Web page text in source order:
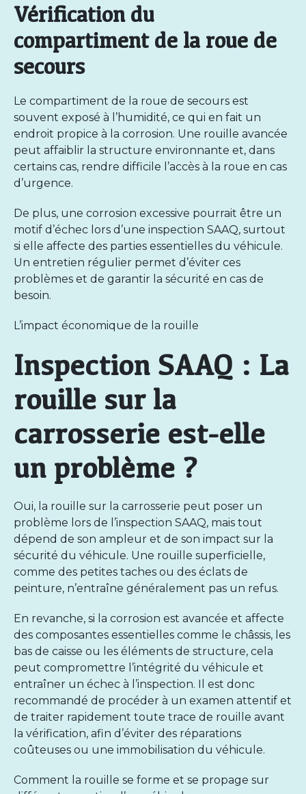
Vérification du
compartiment de la roue de
secours
Le compartiment de la roue de secours est
souvent exposé à l’humidité, ce qui en fait un
endroit propice à la corrosion. Une rouille avancée
peut affaiblir la structure environnante et, dans
certains cas, rendre difficile l’accès à la roue en cas
d’urgence.
De plus, une corrosion excessive pourrait être un
motif d’échec lors d’une inspection SAAQ, surtout
si elle affecte des parties essentielles du véhicule.
Un entretien régulier permet d’éviter ces
problèmes et de garantir la sécurité en cas de
besoin.
L’impact économique de la rouille
Inspection SAAQ : La
rouille sur la
carrosserie est-elle
un problème ?
Oui, la rouille sur la carrosserie peut poser un
problème lors de l’inspection SAAQ, mais tout
dépend de son ampleur et de son impact sur la
sécurité du véhicule. Une rouille superficielle,
comme des petites taches ou des éclats de
peinture, n’entraîne généralement pas un refus.
En revanche, si la corrosion est avancée et affecte
des composantes essentielles comme le châssis, les
bas de caisse ou les éléments de structure, cela
peut compromettre l’intégrité du véhicule et
entraîner un échec à l’inspection. Il est donc
recommandé de procéder à un examen attentif et
de traiter rapidement toute trace de rouille avant
la vérification, afin d’éviter des réparations
coûteuses ou une immobilisation du véhicule.
Comment la rouille se forme et se propage sur